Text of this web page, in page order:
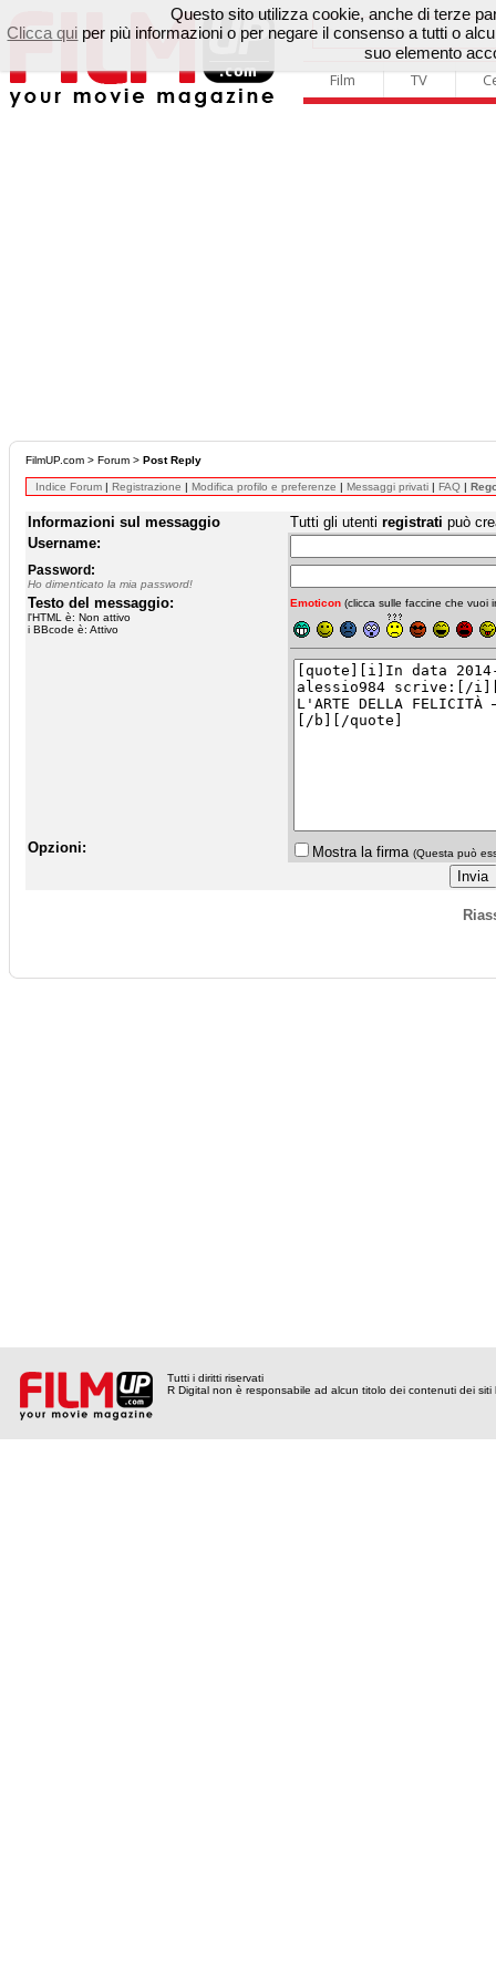
Film TV
FilmUP.com > Forum > Post Reply
Indice Forum | Registrazione | Modifica profilo e preferenze | Messaggi privati | FAQ |
Informazioni sul messaggio Tutti gli utenti registrati può
Username:
Password:
Ho dimenticato la mia password!
Testo del messaggio:
l'HTML è: Non attivo
i BBcode è: Attivo
Emoticon (clicca sulle faccine che vuoi
Opzioni: Mostra la firma (Questa può
Tutti i diritti riservati
R Digital non è responsabile ad alcun titolo dei contenuti dei siti
Questo sito utilizza cookie, anche di terze
Clicca qui per più informazioni o per negare il consenso a tutti o
suo elemento